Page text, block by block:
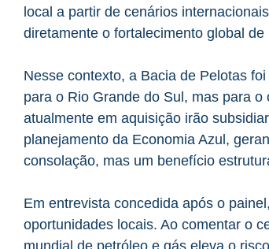
local a partir de cenários
diretamente o fortalecimento global de
Nesse contexto, a Bacia de Pelotas
para o Rio Grande do Sul, mas para
atualmente em aquisição irão
planejamento da Economia Azul,
consolação, mas um benefício
Em entrevista concedida após o
oportunidades locais. Ao comentar o
mundial de petróleo e gás eleva o